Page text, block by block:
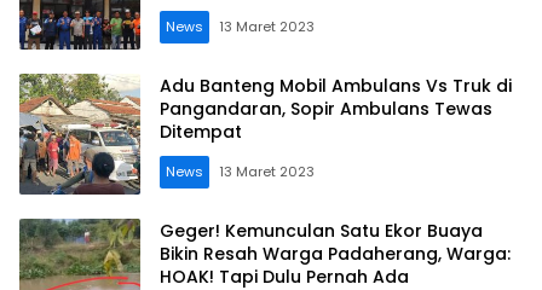
News 13 Maret 2023
Adu Banteng Mobil Ambulans Vs Truk di
Pangandaran, Sopir Ambulans Tewas
Ditempat
News 13 Maret 2023
Geger! Kemunculan Satu Ekor Buaya
Bikin Resah Warga Padaherang, Warga:
HOAK! Tapi Dulu Pernah Ada